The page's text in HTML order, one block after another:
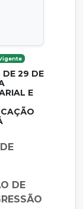
DE 29 DE
E
DE